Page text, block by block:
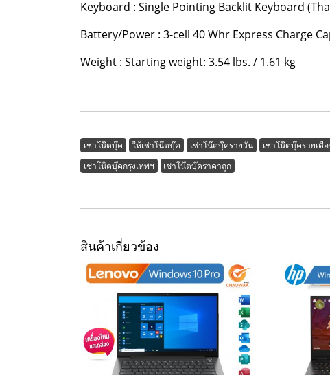
Keyboard : Single Pointing Backlit Keyboard
Battery/Power : 3-cell 40 Whr Express Charge
Weight : Starting weight: 3.54 lbs. / 1.61 kg
เช่าโน๊ตบุ๊ค ให้เช่าโน๊ตบุ๊ค เช่าโน๊ตบุ๊ครายวัน เช่าโน๊ตบุ๊ครายเดื
เช่าโน๊ตบุ๊คกรุงเทพฯ
เช่าโน๊ตบุ๊คราคาถูก
สินค้าเกี่ยวข้อง